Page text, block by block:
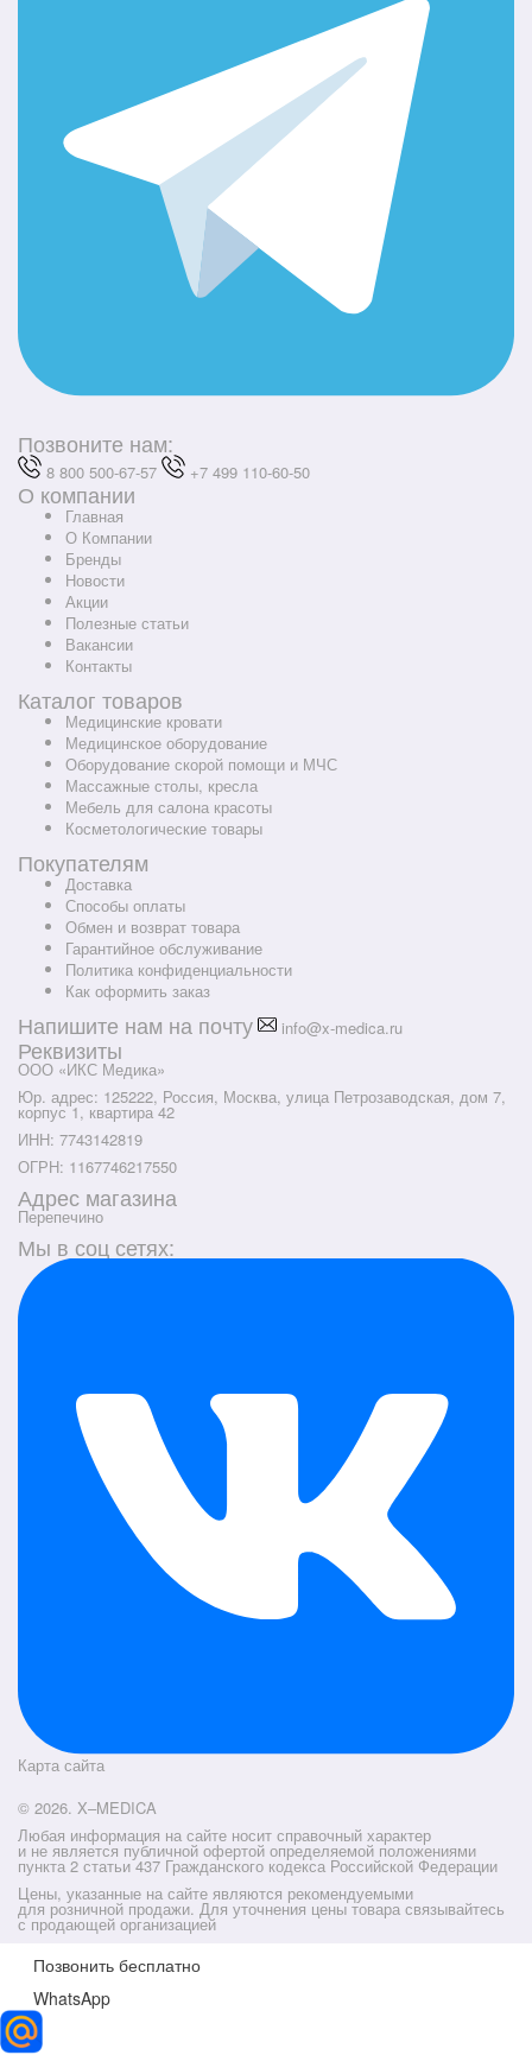
Позвоните нам:
8 800 500-67-57 +7 499 110-60-50
О компании
Главная
О Компании
Бренды
Новости
Акции
Полезные статьи
Вакансии
Контакты
Каталог товаров
Медицинские кровати
Медицинское оборудование
Оборудование скорой помощи и МЧС
Массажные столы, кресла
Мебель для салона красоты
Косметологические товары
Покупателям
Доставка
Способы оплаты
Обмен и возврат товара
Гарантийное обслуживание
Политика конфиденциальности
Как оформить заказ
Напишите нам на почту info@x-medica.ru
Реквизиты
ООО «ИКС Медика»
Юр. адрес: 125222, Россия, Москва, улица Петрозаводская, дом 7,
корпус 1, квартира 42
ИНН: 7743142819
ОГРН: 1167746217550
Адрес магазина
Перепечино
Мы в соц сетях:
Карта сайта
© 2026. X–MEDICA
Любая информация на сайте носит справочный характер
и не является публичной офертой определяемой положениями
пункта 2 статьи 437 Гражданского кодекса Российской Федерации
Цены, указанные на сайте являются рекомендуемыми
для розничной продажи. Для уточнения цены товара связывайтесь
с продающей организацией
Позвонить бесплатно
WhatsApp